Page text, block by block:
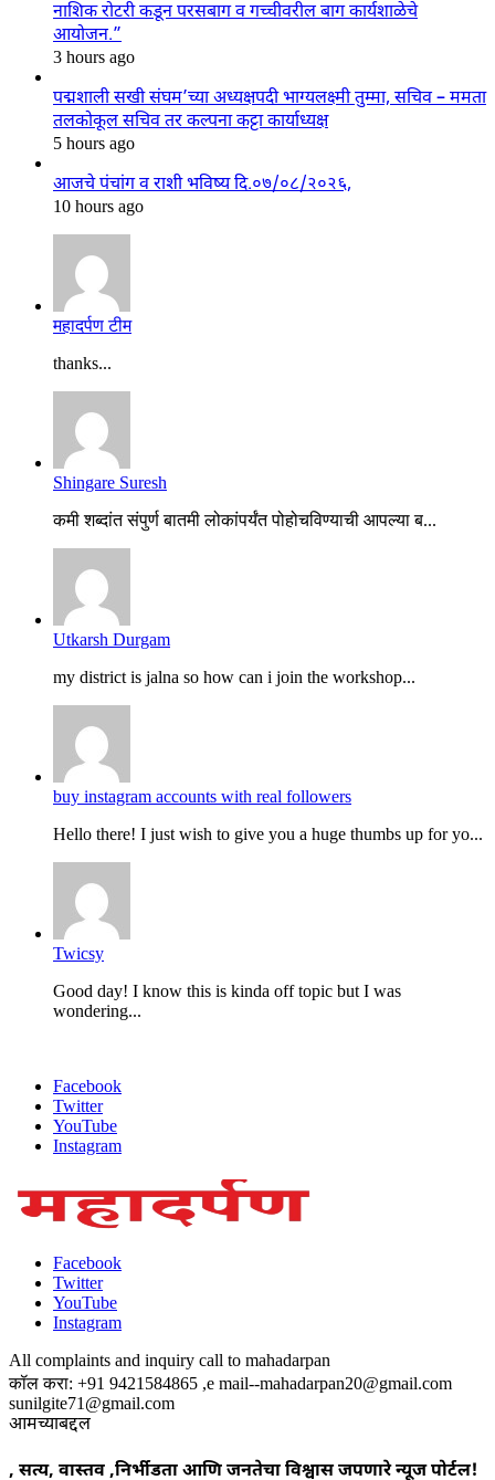
नाशिक रोटरी कडून परसबाग व गच्चीवरील बाग कार्यशाळेचे
आयोजन.”
3 hours ago
पद्मशाली सखी संघम’च्या अध्यक्षपदी भाग्यलक्ष्मी तुम्मा, सचिव – ममता
तलकोकूल सचिव तर कल्पना कट्टा कार्याध्यक्ष
5 hours ago
आजचे पंचांग व राशी भविष्य दि.०७/०८/२०२६,
10 hours ago
महादर्पण टीम
thanks...
Shingare Suresh
कमी शब्दांत संपुर्ण बातमी लोकांपर्यंत पोहोचविण्याची आपल्या ब...
Utkarsh Durgam
my district is jalna so how can i join the workshop...
buy instagram accounts with real followers
Hello there! I just wish to give you a huge thumbs up for yo...
Twicsy
Good day! I know this is kinda off topic but I was
wondering...
Facebook
Twitter
YouTube
Instagram
Facebook
Twitter
YouTube
Instagram
All complaints and inquiry call to mahadarpan
कॉल करा: +91 9421584865 ,e mail--mahadarpan20@gmail.com
sunilgite71@gmail.com
आमच्याबद्दल
, सत्य, वास्तव ,निर्भीडता आणि जनतेचा विश्वास जपणारे न्यूज पोर्टल!